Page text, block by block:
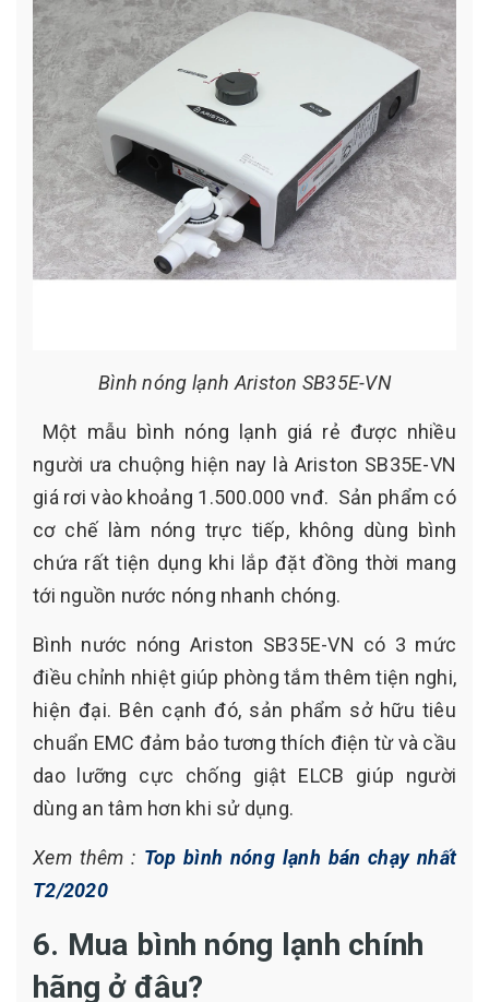
Bình nóng lạnh Ariston SB35E-VN
Một mẫu bình nóng lạnh giá rẻ được nhiều
người ưa chuộng hiện nay là Ariston SB35E-VN
giá rơi vào khoảng 1.500.000 vnđ. Sản phẩm có
cơ chế làm nóng trực tiếp, không dùng bình
chứa rất tiện dụng khi lắp đặt đồng thời mang
tới nguồn nước nóng nhanh chóng.
Bình nước nóng Ariston SB35E-VN có 3 mức
điều chỉnh nhiệt giúp phòng tắm thêm tiện nghi,
hiện đại. Bên cạnh đó, sản phẩm sở hữu tiêu
chuẩn EMC đảm bảo tương thích điện từ và cầu
dao lưỡng cực chống giật ELCB giúp người
dùng an tâm hơn khi sử dụng.
Xem thêm : Top bình nóng lạnh bán chạy nhất
T2/2020
6. Mua bình nóng lạnh chính
hãng ở đâu?